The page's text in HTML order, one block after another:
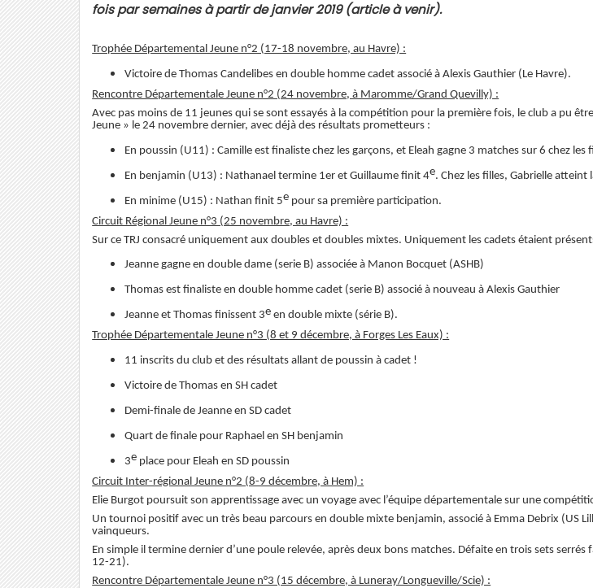
fois par semaines à partir de janvier 2019 (article à venir).
Trophée Départemental Jeune n°2 (17-18 novembre, au Havre) :
Victoire de Thomas Candelibes en double homme cadet associé à Alexis Gauthier (Le Havre).
Rencontre Départementale Jeune n°2 (24 novembre, à Maromme/Grand Quevilly) :
Avec pas moins de 11 jeunes qui se sont essayés à la compétition pour la première fois, le club a pu
Jeune » le 24 novembre dernier, avec déjà des résultats prometteurs :
En poussin (U11) : Camille est finaliste chez les garçons, et Eleah gagne 3 matches sur 6 chez les
En benjamin (U13) : Nathanael termine 1er et Guillaume finit 4e. Chez les filles, Gabrielle atteint
En minime (U15) : Nathan finit 5e pour sa première participation.
Circuit Régional Jeune n°3 (25 novembre, au Havre) :
Sur ce TRJ consacré uniquement aux doubles et doubles mixtes. Uniquement les cadets étaient
Jeanne gagne en double dame (serie B) associée à Manon Bocquet (ASHB)
Thomas est finaliste en double homme cadet (serie B) associé à nouveau à Alexis Gauthier
Jeanne et Thomas finissent 3e en double mixte (série B).
Trophée Départementale Jeune n°3 (8 et 9 décembre, à Forges Les Eaux) :
11 inscrits du club et des résultats allant de poussin à cadet !
Victoire de Thomas en SH cadet
Demi-finale de Jeanne en SD cadet
Quart de finale pour Raphael en SH benjamin
3e place pour Eleah en SD poussin
Circuit Inter-régional Jeune n°2 (8-9 décembre, à Hem) :
Elie Burgot poursuit son apprentissage avec un voyage avec l’équipe départementale sur une
Un tournoi positif avec un très beau parcours en double mixte benjamin, associé à Emma Debrix (US
vainqueurs.
En simple il termine dernier d’une poule relevée, après deux bons matches. Défaite en trois sets serrés
12-21).
Rencontre Départementale Jeune n°3 (15 décembre, à Luneray/Longueville/Scie) :